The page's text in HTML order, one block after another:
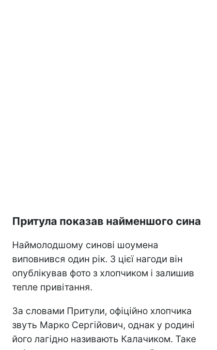
Притула показав найменшого сина
Наймолодшому синові шоумена
виповнився один рік. З цієї нагоди він
опублікував фото з хлопчиком і залишив
тепле привітання.
За словами Притули, офіційно хлопчика
звуть Марко Сергійович, однак у родині
його лагідно називають Калачиком. Таке